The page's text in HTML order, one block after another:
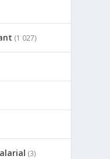
(1 027)
(3)